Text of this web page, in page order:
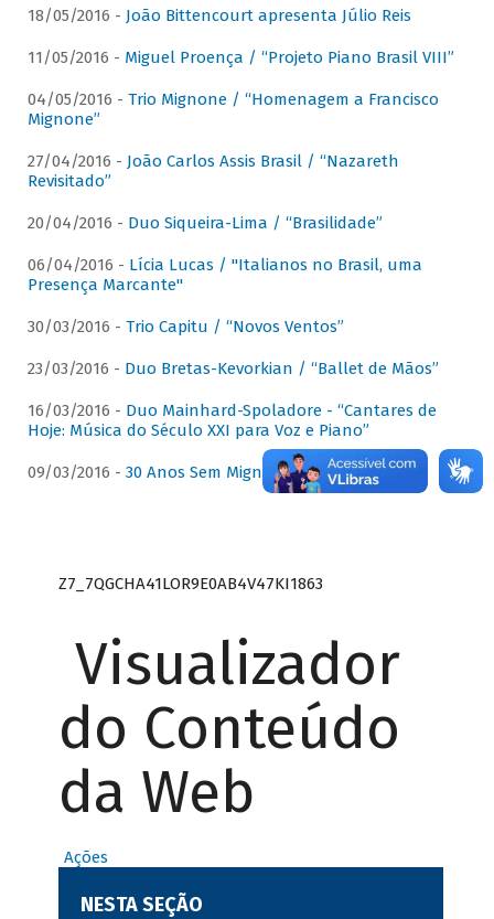
18/05/2016 - João Bittencourt apresenta Júlio Reis
11/05/2016 - Miguel Proença / “Projeto Piano Brasil VIII”
04/05/2016 - Trio Mignone / “Homenagem a Francisco
Mignone”
27/04/2016 - João Carlos Assis Brasil / “Nazareth
Revisitado”
20/04/2016 - Duo Siqueira-Lima / “Brasilidade”
06/04/2016 - Lícia Lucas / "Italianos no Brasil, uma
Presença Marcante"
30/03/2016 - Trio Capitu / “Novos Ventos”
23/03/2016 - Duo Bretas-Kevorkian / “Ballet de Mãos”
16/03/2016 - Duo Mainhard-Spoladore - “Cantares de
Hoje: Música do Século XXI para Voz e Piano”
09/03/2016 - 30 Anos Sem Mignone
Z7_7QGCHA41LOR9E0AB4V47KI1863
Visualizador
do Conteúdo
da Web
Ações
NESTA SEÇÃO